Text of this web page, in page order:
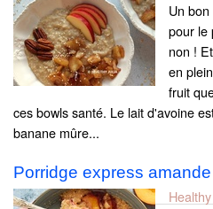
Un
pour le
non !
en
fruit
ces bowls santé. Le lait d'avoine
banane mûre...
Porridge express